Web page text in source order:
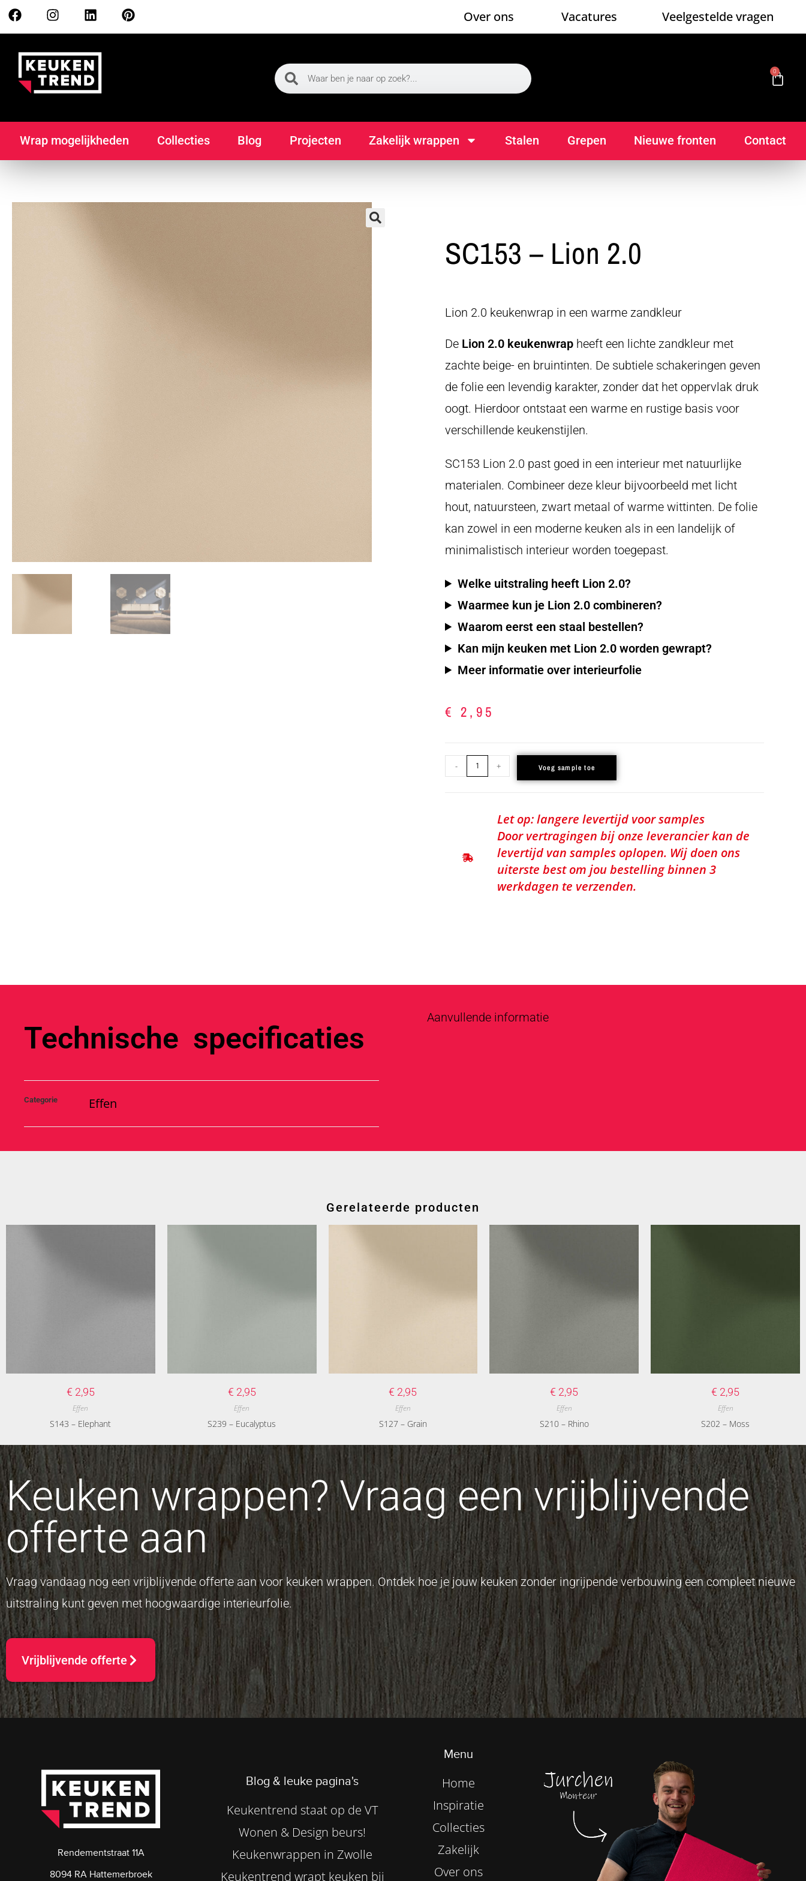
Over ons Vacatures Veelgestelde vragen
0
Wrap mogelijkheden Collecties Blog Projecten Zakelijk wrappen Stalen Grepen Nieuwe fronten Contact
SC153 – Lion 2.0
Lion 2.0 keukenwrap in een warme zandkleur
De Lion 2.0 keukenwrap heeft een lichte zandkleur met
zachte beige- en bruintinten. De subtiele schakeringen geven
de folie een levendig karakter, zonder dat het oppervlak druk
oogt. Hierdoor ontstaat een warme en rustige basis voor
verschillende keukenstijlen.
SC153 Lion 2.0 past goed in een interieur met natuurlijke
materialen. Combineer deze kleur bijvoorbeeld met licht
hout, natuursteen, zwart metaal of warme wittinten. De folie
kan zowel in een moderne keuken als in een landelijk of
minimalistisch interieur worden toegepast.
Welke uitstraling heeft Lion 2.0?
Waarmee kun je Lion 2.0 combineren?
Waarom eerst een staal bestellen?
Kan mijn keuken met Lion 2.0 worden gewrapt?
Meer informatie over interieurfolie
€ 2,95
- + Voeg sample toe
Let op: langere levertijd voor samples
Door vertragingen bij onze leverancier kan de
levertijd van samples oplopen. Wij doen ons
uiterste best om jou bestelling binnen 3
werkdagen te verzenden.
Technische specificaties
Categorie Effen
Aanvullende informatie
Gerelateerde producten
€ 2,95
Effen
S143 – Elephant
€ 2,95
Effen
S239 – Eucalyptus
€ 2,95
Effen
S127 – Grain
€ 2,95
Effen
S210 – Rhino
€ 2,95
Effen
S202 – Moss
Keuken wrappen? Vraag een vrijblijvende
offerte aan
Vraag vandaag nog een vrijblijvende offerte aan voor keuken wrappen. Ontdek hoe je jouw keuken zonder ingrijpende verbouwing een compleet nieuwe
uitstraling kunt geven met hoogwaardige interieurfolie.
Vrijblijvende offerte
Rendementstraat 11A
8094 RA Hattemerbroek
Blog & leuke pagina's
Keukentrend staat op de VT
Wonen & Design beurs!
Keukenwrappen in Zwolle
Keukentrend wrapt keuken bij
Menu
Home
Inspiratie
Collecties
Zakelijk
Over ons